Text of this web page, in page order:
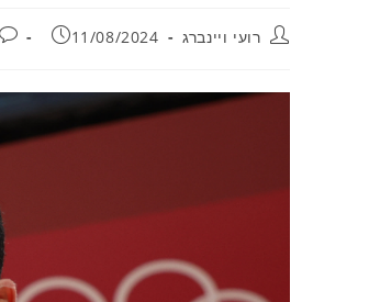
מחבר:
רועי ויינברג פורסם:
11/08/2024